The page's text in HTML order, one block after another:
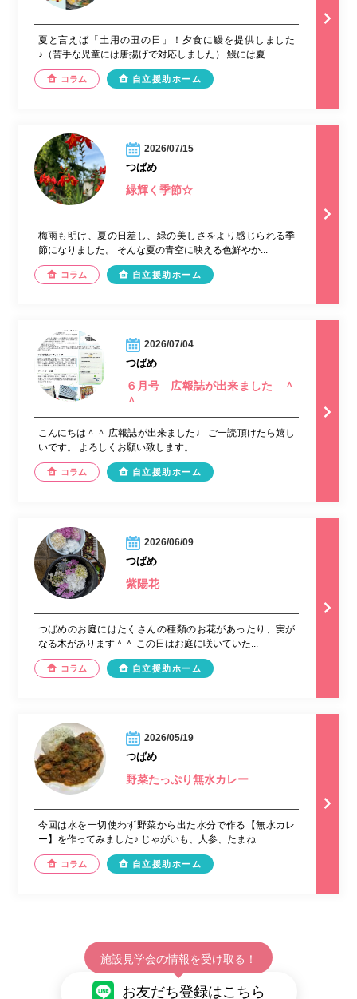
夏と言えば「土用の丑の日」！夕食に鰻を提供しました
♪（苦手な児童には唐揚げで対応しました） 鰻には夏...
コラム 自立援助ホーム
2026/07/15
つばめ
緑輝く季節☆
梅雨も明け、夏の日差し、緑の美しさをより感じられる季
節になりました。 そんな夏の青空に映える色鮮やか...
コラム 自立援助ホーム
2026/07/04
つばめ
６月号 広報誌が出来ました ＾
＾
こんにちは＾＾ 広報誌が出来ました♩ ご一読頂けたら嬉し
いです。 よろしくお願い致します。
コラム 自立援助ホーム
2026/06/09
つばめ
紫陽花
つばめのお庭にはたくさんの種類のお花があったり、実が
なる木があります＾＾ この日はお庭に咲いていた...
コラム 自立援助ホーム
2026/05/19
つばめ
野菜たっぷり無水カレー
今回は水を一切使わず野菜から出た水分で作る【無水カレ
ー】を作ってみました♪ じゃがいも、人参、たまね...
コラム 自立援助ホーム
施設見学会の情報を受け取る！
お友だち登録はこちら